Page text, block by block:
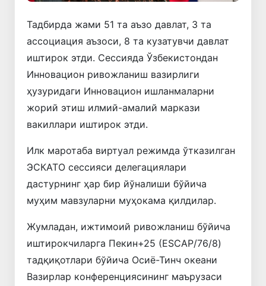
Тадбирда жами 51 та аъзо давлат, 3 та
ассоциация аъзоси, 8 та кузатувчи давлат
иштирок этди. Сессияда Ўзбекистондан
Инновацион ривожланиш вазирлиги
ҳузуридаги Инновацион ишланмаларни
жорий этиш илмий-амалий маркази
вакиллари иштирок этди.
Илк маротаба виртуал режимда ўтказилган
ЭСКАТО сессияси делегациялари
дастурнинг ҳар бир йўналиши бўйича
муҳим мавзуларни муҳокама қилдилар.
Жумладан, ижтимоий ривожланиш бўйича
иштирокчиларга Пекин+25 (ESCAP/76/8)
тадқиқотлари бўйича Осиё-Тинч океани
Вазирлар конференциясининг маърузаси